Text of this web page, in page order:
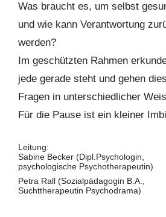
Was braucht es, um selbst
und wie kann Verantwortung
werden?
Im geschützten Rahmen
jede gerade steht und gehen
Fragen in unterschiedlicher
Für die Pause ist ein kleiner
Leitung:
Sabine Becker (Dipl.Psychologin,
psychologische Psychotherapeutin)
Petra Rall (Sozialpädagogin B.A.,
Suchttherapeutin Psychodrama)